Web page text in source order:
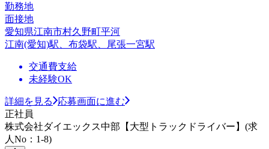
勤務地
面接地
愛知県江南市村久野町平河
江南(愛知)駅、布袋駅、尾張一宮駅
交通費支給
未経験OK
詳細を見る
応募画面に進む
正社員
株式会社ダイエックス中部【大型トラックドライバー】(求
人No：1-8)